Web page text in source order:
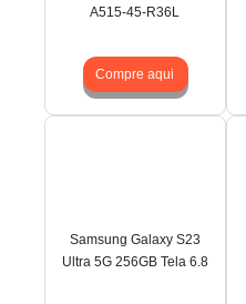
A515-45-R36L
Compre aqui
Samsung Galaxy S23
Ultra 5G 256GB Tela 6.8